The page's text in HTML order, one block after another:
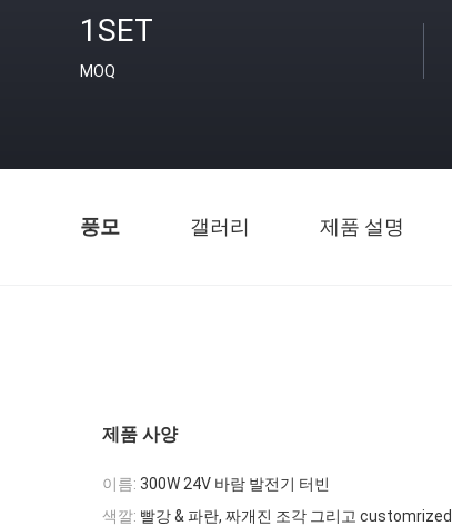
1SET
MOQ
풍모 갤러리 제품 설명
제품 사양
이름: 300W 24V 바람 발전기 터빈
색깔: 빨강 & 파란, 짜개진 조각 그리고 customrized